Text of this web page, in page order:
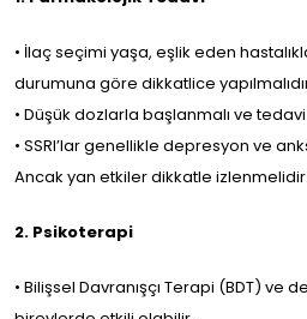
• İlaç seçimi yaşa, eşlik eden
durumuna göre dikkatlice
• Düşük dozlarla başlanmalı ve tedavi
• SSRI’lar genellikle depresyon ve
Ancak yan etkiler dikkatle izlenmelidir.
2. Psikoterapi
• Bilişsel Davranışçı Terapi (BDT) ve